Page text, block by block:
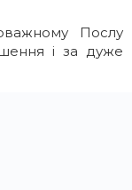
Послу
і за дуже